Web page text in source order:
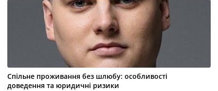
Спільне проживання без шлюбу: особливості
доведення та юридичні ризики